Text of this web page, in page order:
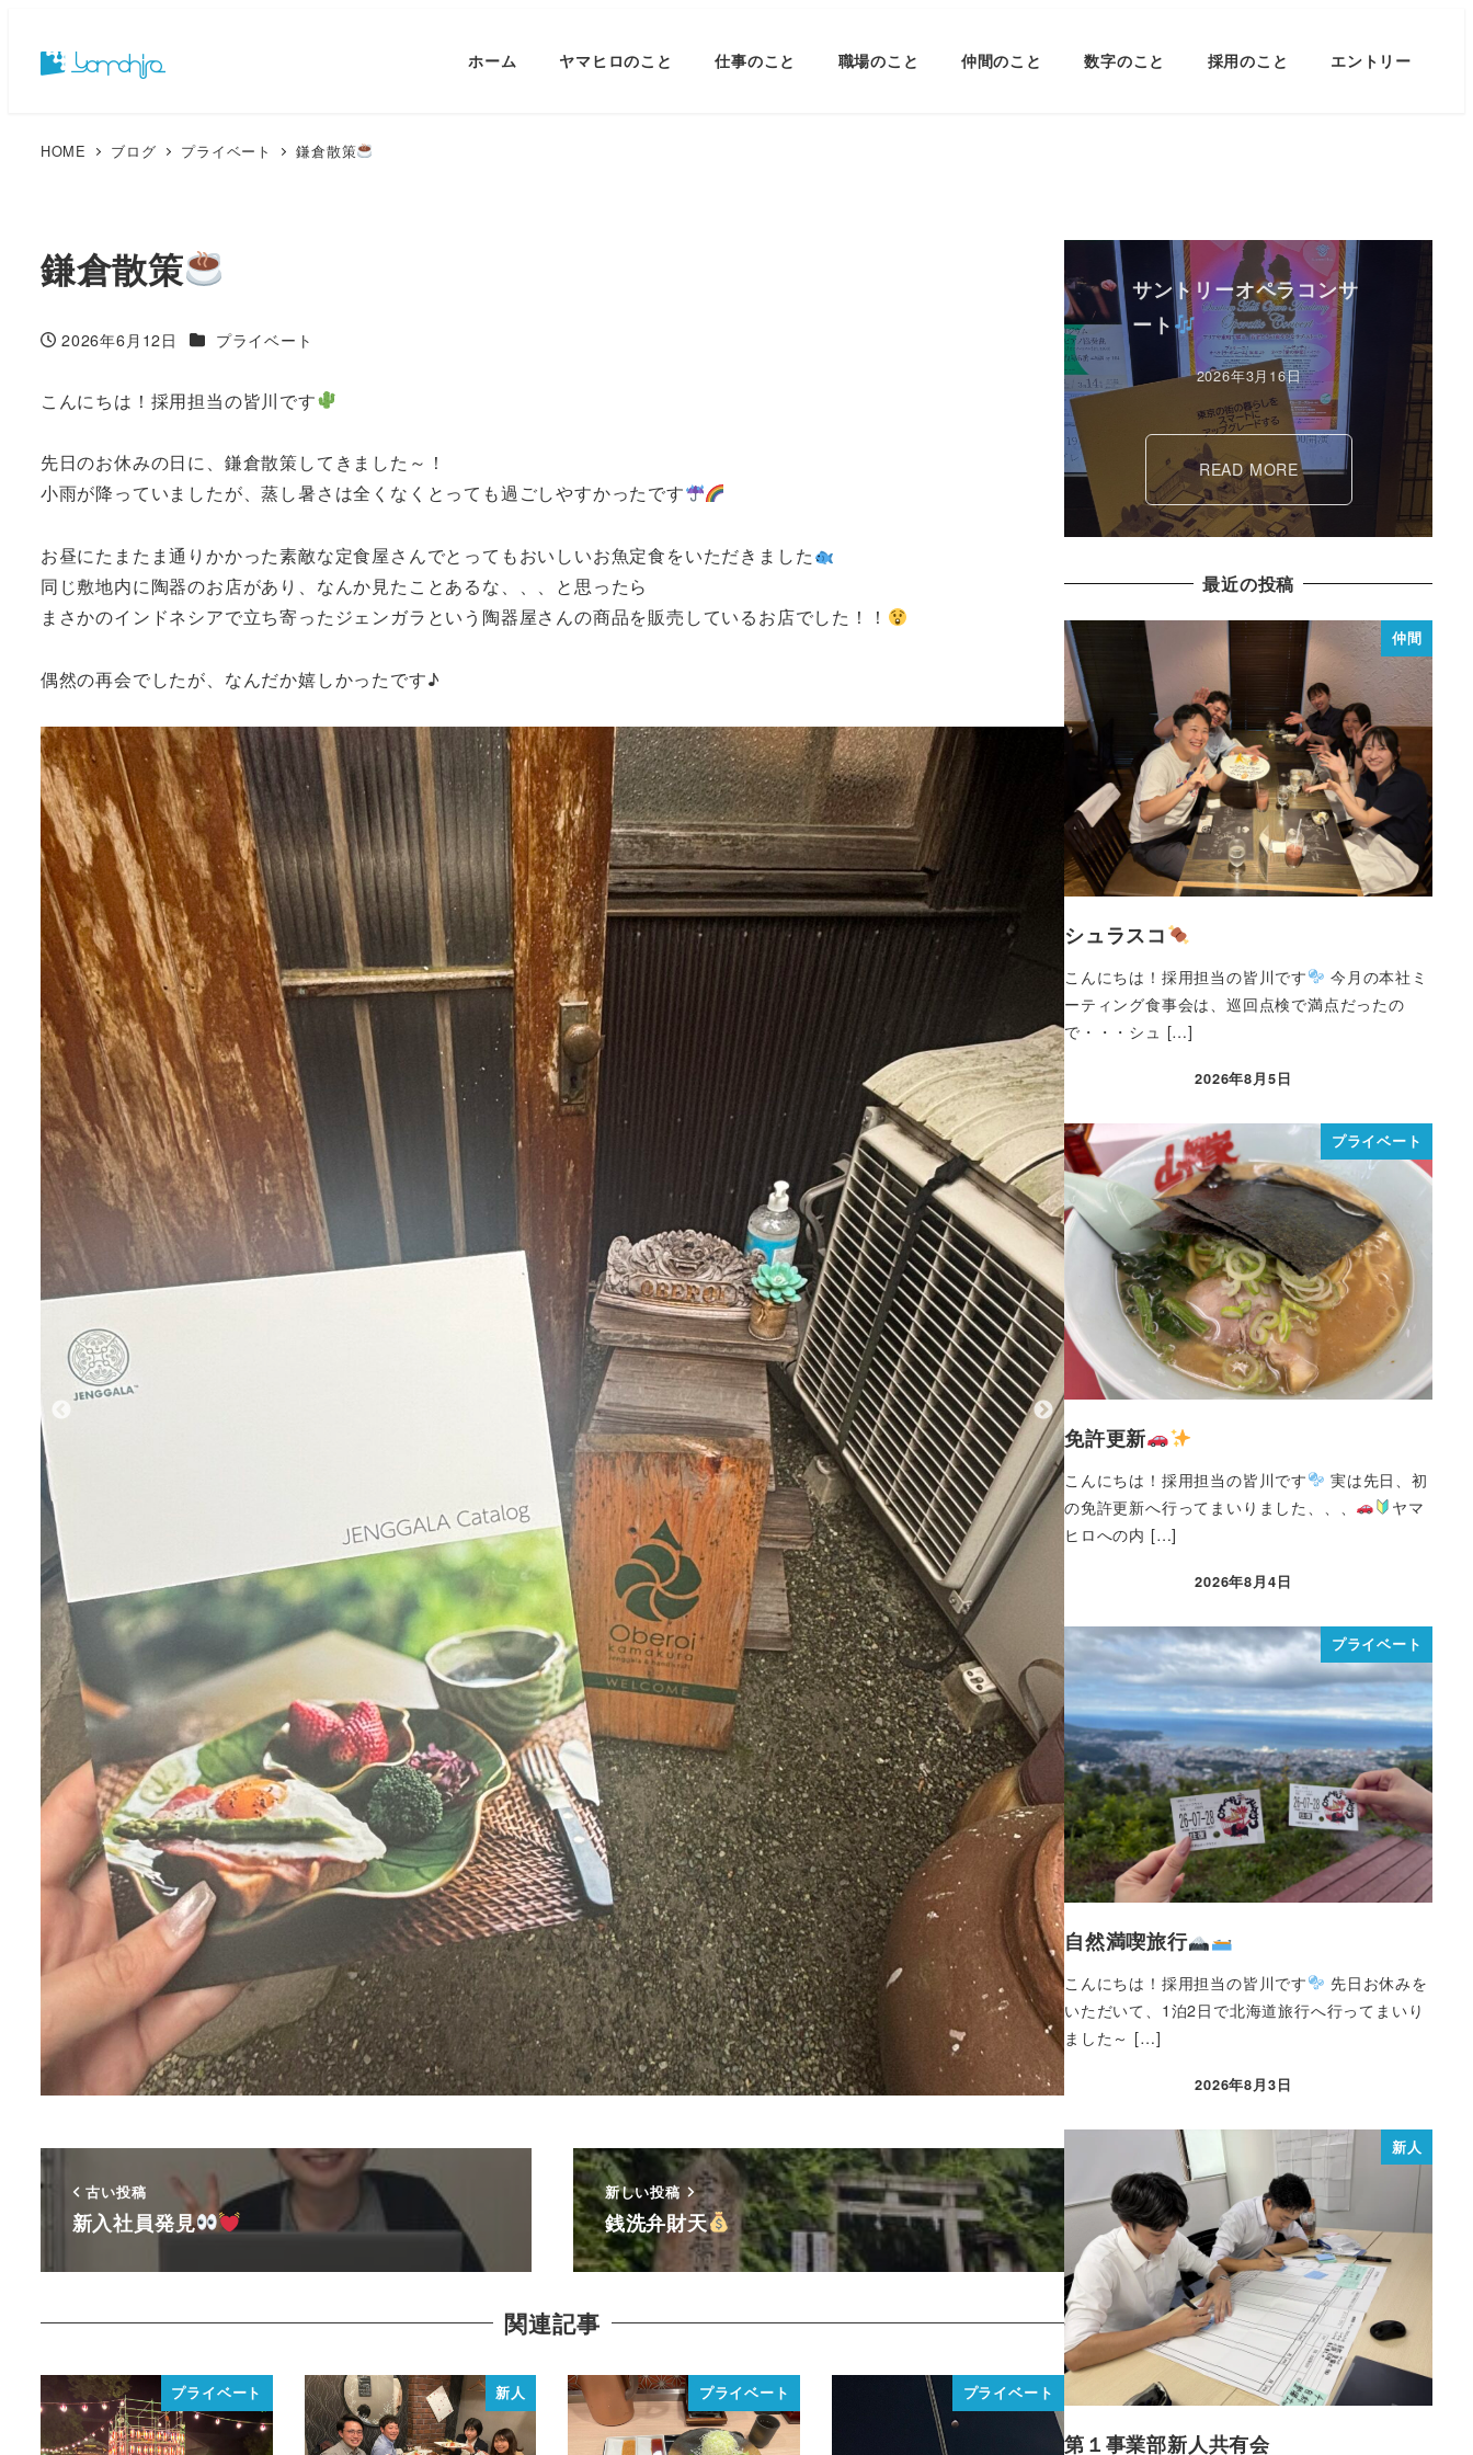
ホーム ヤマヒロのこと 仕事のこと 職場のこと 仲間のこと 数字のこと 採用のこと エントリー
HOME ブログ プライベート 鎌倉散策
鎌倉散策
投稿日
2026年6月12日 カテゴリー
プライベート
こんにちは！採用担当の皆川です
先日のお休みの日に、鎌倉散策してきました～！
小雨が降っていましたが、蒸し暑さは全くなくとっても過ごしやすかったです
お昼にたまたま通りかかった素敵な定食屋さんでとってもおいしいお魚定食をいただきました
同じ敷地内に陶器のお店があり、なんか見たことあるな、、、と思ったら
まさかのインドネシアで立ち寄ったジェンガラという陶器屋さんの商品を販売しているお店でした！！
偶然の再会でしたが、なんだか嬉しかったです♪
古い投稿
新入社員発見
新しい投稿
銭洗弁財天
関連記事
プライベート 新人 プライベート プライベート
サントリーオペラコンサ
ート
2026年3月16日
READ MORE
最近の投稿
仲間
シュラスコ
こんにちは！採用担当の皆川です
今月の本社ミ
ーティング食事会は、巡回点検で満点だったの
で・・・シュ […]
2026年8月5日
プライベート
免許更新
こんにちは！採用担当の皆川です
実は先日、初
の免許更新へ行ってまいりました、、、
ヤマ
ヒロへの内 […]
2026年8月4日
プライベート
自然満喫旅行
こんにちは！採用担当の皆川です
先日お休みを
いただいて、1泊2日で北海道旅行へ行ってまいり
ました～ […]
2026年8月3日
新人
第１事業部新人共有会